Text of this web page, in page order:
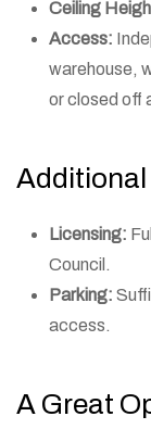
Ceiling
Access:
warehouse,
or closed off
Licensing:
Council.
Parking:
access.
A Great